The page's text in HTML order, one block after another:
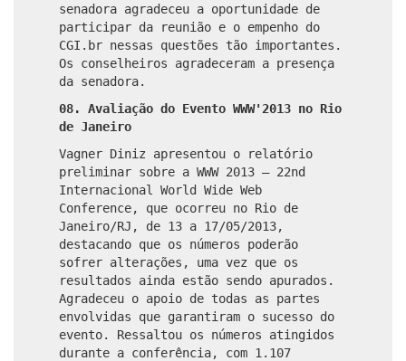
senadora agradeceu a oportunidade de
participar da reunião e o empenho do
CGI.br nessas questões tão importantes.
Os conselheiros agradeceram a presença
da senadora.
08. Avaliação do Evento WWW'2013 no Rio
de Janeiro
Vagner Diniz apresentou o relatório
preliminar sobre a WWW 2013 – 22nd
Internacional World Wide Web
Conference, que ocorreu no Rio de
Janeiro/RJ, de 13 a 17/05/2013,
destacando que os números poderão
sofrer alterações, uma vez que os
resultados ainda estão sendo apurados.
Agradeceu o apoio de todas as partes
envolvidas que garantiram o sucesso do
evento. Ressaltou os números atingidos
durante a conferência, com 1.107